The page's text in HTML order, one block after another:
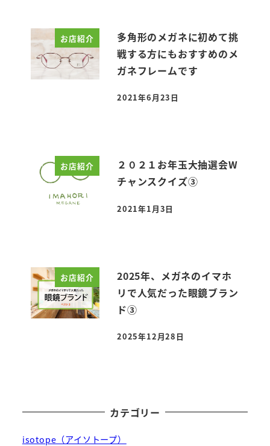
お店紹介
多角形のメガネに初めて挑
戦する方にもおすすめのメ
ガネフレームです
投稿日
2021年6月23日
お店紹介
２０２１お年玉大抽選会W
チャンスクイズ③
投稿日
2021年1月3日
お店紹介
2025年、メガネのイマホ
リで人気だった眼鏡ブラン
ド③
投稿日
2025年12月28日
カテゴリー
isotope（アイソトープ）